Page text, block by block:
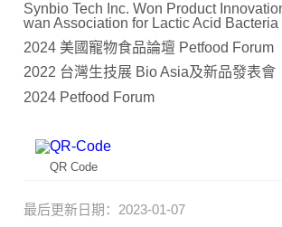
Synbio Tech Inc. Won Product
wan Association for Lactic Acid Bacteria
2024 美國寵物食品論壇 Petfood Forum
2022 台灣生技展 Bio Asia及新品發表會
2024 Petfood Forum
QR Code
最后更新日期：2023-01-07